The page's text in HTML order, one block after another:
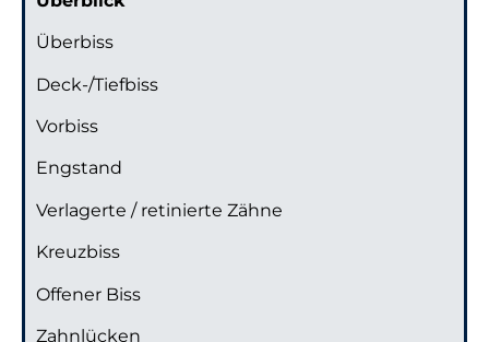
Überbiss
Deck-/Tiefbiss
Vorbiss
Engstand
Verlagerte / retinierte Zähne
Kreuzbiss
Offener Biss
Zahnlücken